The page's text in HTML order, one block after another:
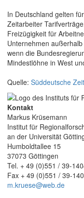
In Deutschland gelten
Zeitarbeiter
Freizügigkeit für
Unternehmen
wenn die
Mindestlöhne in West
Quelle: Süddeutsche
Kontakt
Markus Krüsemann
Institut für
an der Universität
Humboldtallee 15
37073 Göttingen
Tel. + 49 (0)551 / 39-
Fax + 49 (0)551 / 39-
m.kruese@web.de